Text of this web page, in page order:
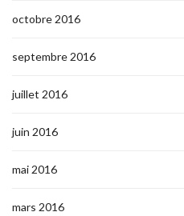
octobre 2016
septembre 2016
juillet 2016
juin 2016
mai 2016
mars 2016